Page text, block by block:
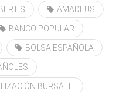
AMADEUS
BANCO POPULAR
BOLSA ESPAÑOLA
BURSÁTIL